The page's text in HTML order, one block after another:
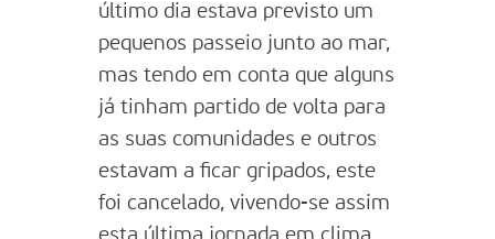
último dia estava previsto um
pequenos passeio junto ao mar,
mas tendo em conta que alguns
já tinham partido de volta para
as suas comunidades e outros
estavam a ficar gripados, este
foi cancelado, vivendo-se assim